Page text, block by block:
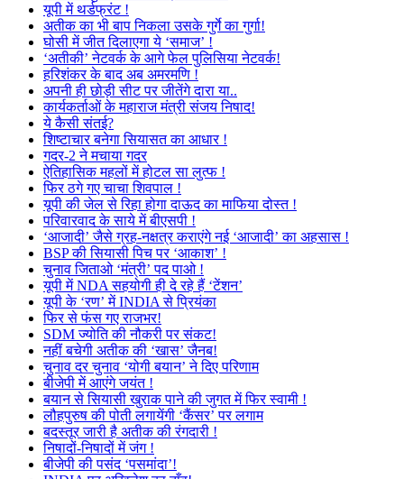
यूपी में थर्डफ्रंट !
अतीक का भी बाप निकला उसके गुर्गे का गुर्गा!
घोसी में जीत दिलाएगा ये ‘समाज’ !
‘अतीकी’ नेटवर्क के आगे फेल पुलिसिया नेटवर्क!
हरिशंकर के बाद अब अमरमणि !
अपनी ही छोड़ी सीट पर जीतेंगे दारा या..
कार्यकर्ताओं के महाराज मंत्री संजय निषाद!
ये कैसी संतई?
शिष्टाचार बनेगा सियासत का आधार !
गदर-2 ने मचाया गदर
ऐतिहासिक महलों में होटल सा लुत्फ !
फिर ठगे गए चाचा शिवपाल !
यूपी की जेल से रिहा होगा दाऊद का माफिया दोस्त !
परिवारवाद के साये में बीएसपी !
‘आजादी’ जैसे ग्रह-नक्षत्र कराएंगे नई ‘आजादी’ का अहसास !
BSP की सियासी पिच पर ‘आकाश’ !
चुनाव जिताओ ‘मंत्री’ पद पाओ !
यूपी में NDA सहयोगी ही दे रहे हैं ‘टेंशन’
यूपी के ‘रण’ में INDIA से प्रियंका
फिर से फंस गए राजभर!
SDM ज्योति की नौकरी पर संकट!
नहीं बचेगी अतीक की ‘खास’ जैनब!
चुनाव दर चुनाव ‘योगी बयान’ ने दिए परिणाम
बीजेपी में आएंगे जयंत !
बयान से सियासी खुराक पाने की जुगत में फिर स्वामी !
लौहपुरुष की पोती लगायेंगी ‘कैंसर’ पर लगाम
बदस्तूर जारी है अतीक की रंगदारी !
निषादों-निषादों में जंग !
बीजेपी की पसंद ‘पसमांदा’!